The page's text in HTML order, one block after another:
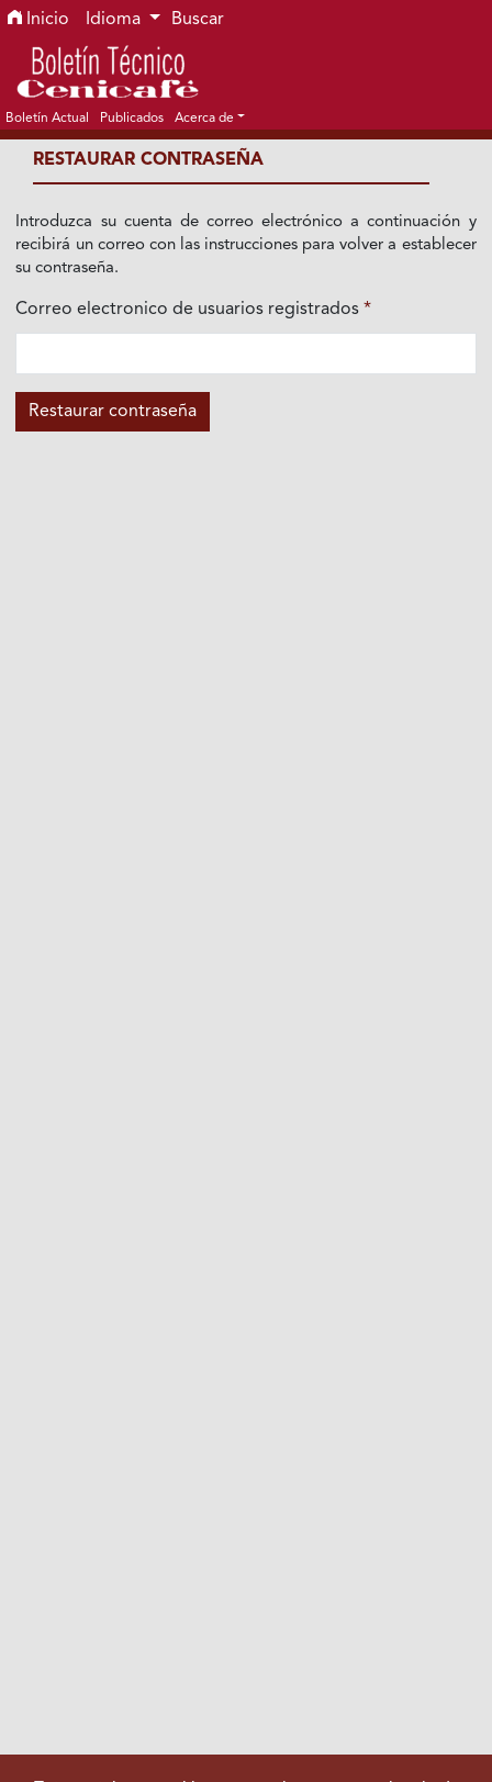
Ir al menú de navegación principal
Ir al contenido principal
Ir al pie de página del sitio
Inicio Idioma Buscar
Boletín Actual Publicados Acerca de
RESTAURAR CONTRASEÑA
Introduzca su cuenta de correo electrónico a continuación y
recibirá un correo con las instrucciones para volver a establecer
su contraseña.
Correo electronico de usuarios registrados*
Obligatorio
Restaurar contraseña